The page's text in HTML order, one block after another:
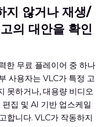
지 않거나 재생/
의 대안을 확인
한 무료 플레이어 중 하나
사용자는 VLC가 특정 고
못하거나, 대용량 비디오
집 및 AI 기반 업스케일
합니다. VLC가 작동하지